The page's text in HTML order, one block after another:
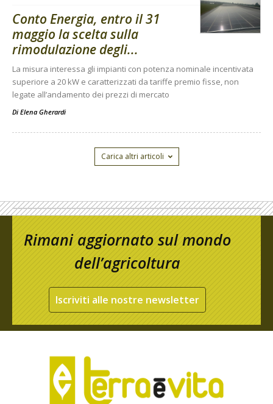
Conto Energia, entro il 31
maggio la scelta sulla
rimodulazione degli...
La misura interessa gli impianti con potenza nominale incentivata
superiore a 20 kW e caratterizzati da tariffe premio fisse, non
legate all’andamento dei prezzi di mercato
Di Elena Gherardi
Carica altri articoli
Rimani aggiornato sul mondo
dell’agricoltura
Iscriviti alle nostre newsletter